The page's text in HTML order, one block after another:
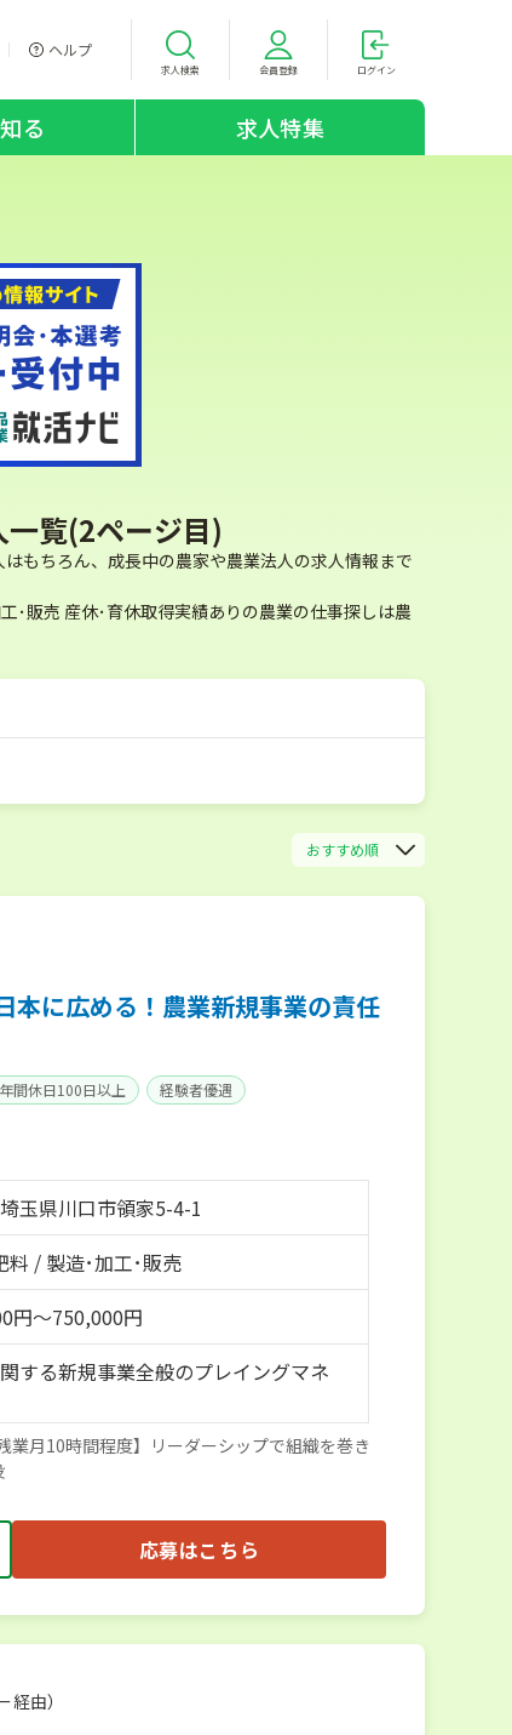
ヘルプ
求人検索 会員登録 ログイン
る 求人特集
覧(2ページ目)
もちろん、成長中の農家や農業法人の求人情報まで
･販売 産休･育休取得実績ありの農業の仕事探しは農
おすすめ順
本に広める！農業新規事業の責任
年間休日100日以上
経験者優遇
玉県川口市領家5-4-1
料 / 製造･加工･販売
円～750,000円
する新規事業全般のプレイングマネ
業月10時間程度】リーダーシップで組織を巻き
応募はこちら
由）